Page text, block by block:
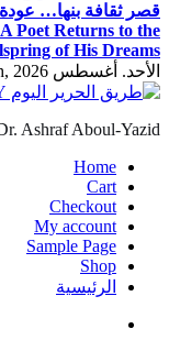
قصر ثقافة بنها…
Poet Returns to the
of His Dreams
الأحد. أغسطس 9th, 2026
Ashraf Aboul-Yazid
Home
Cart
Checkout
My account
Sample Page
Shop
الرئيسية